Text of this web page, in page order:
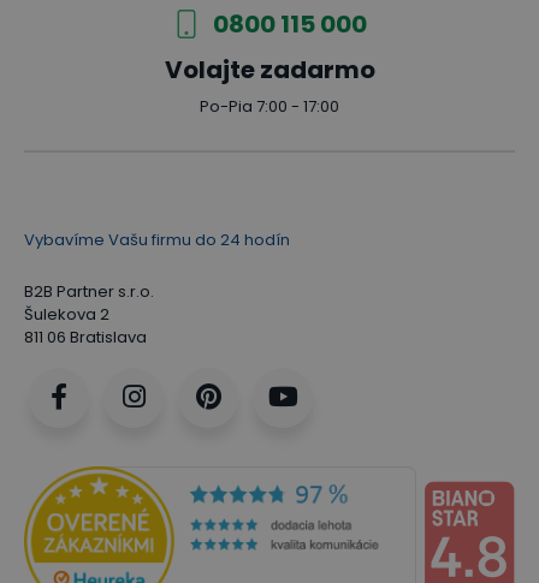
0800 115 000
Volajte zadarmo
Po-Pia 7:00 - 17:00
Vybavíme Vašu firmu do 24 hodín
B2B Partner s.r.o.
Šulekova 2
811 06 Bratislava